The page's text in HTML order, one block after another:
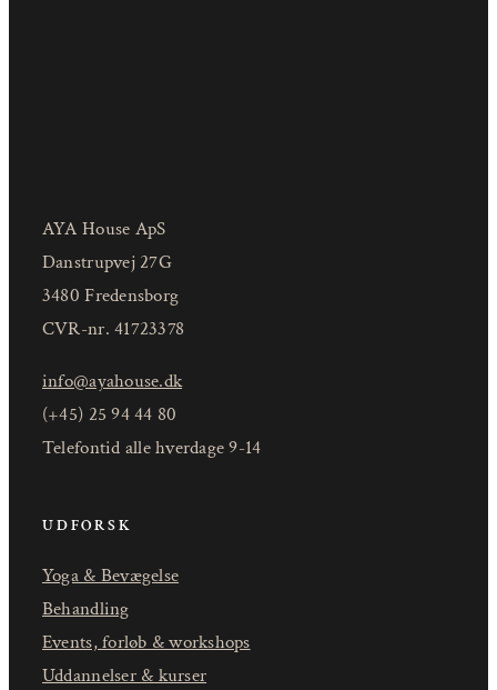
AYA House ApS
Danstrupvej 27G
3480 Fredensborg
CVR-nr. 41723378
info@ayahouse.dk
(+45) 25 94 44 80
Telefontid alle hverdage 9-14
UDFORSK
Yoga & Bevægelse
Behandling
Events, forløb & workshops
Uddannelser & kurser